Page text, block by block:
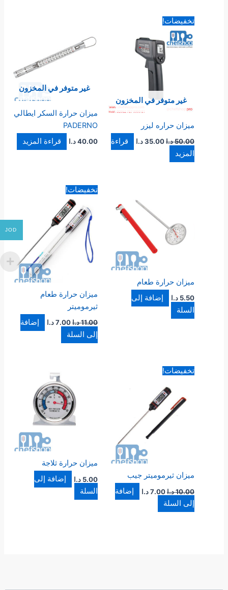
تخفيضات!
غير متوفر في المخزون
ميزان حراره ليزر
50.00د.ا
السعر
الأصلي
50.00 د.ا.
35.00 د.ا
35.00 د.ا.
قراءة
المزيد
غير متوفر في المخزون
ميزان حرارة السكر ايطالي
PADERNO
40.00د.ا قراءة المزيد
ميزان حرارة طعام
5.50 د.ا
إضافة إلى
السلة
تخفيضات!
ميزان حرارة طعام
ثيرموميتر
11.00د.ا
السعر
الأصلي
هو:
11.00 د.ا.
7.00د.ا
إضافة
إلى السلة
تخفيضات!
ميزان ثيرموميتر جيب
10.00د.ا
السعر
الأصلي
هو:
10.00 د.ا.
7.00 د.ا
إضافة
إلى السلة
ميزان حرارة ثلاجة
5.00 د.ا
إضافة إلى
السلة
JOD